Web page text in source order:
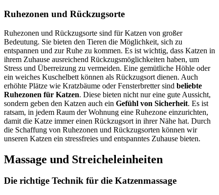
Ruhezonen und Rückzugsorte
Ruhezonen und Rückzugsorte sind für Katzen von großer
Bedeutung. Sie bieten den Tieren die Möglichkeit, sich zu
entspannen und zur Ruhe zu kommen. Es ist wichtig, dass Katzen in
ihrem Zuhause ausreichend Rückzugsmöglichkeiten haben, um
Stress und Überreizung zu vermeiden. Eine gemütliche Höhle oder
ein weiches Kuschelbett können als Rückzugsort dienen. Auch
erhöhte Plätze wie Kratzbäume oder Fensterbretter sind beliebte
Ruhezonen für Katzen. Diese bieten nicht nur eine gute Aussicht,
sondern geben den Katzen auch ein Gefühl von Sicherheit. Es ist
ratsam, in jedem Raum der Wohnung eine Ruhezone einzurichten,
damit die Katze immer einen Rückzugsort in ihrer Nähe hat. Durch
die Schaffung von Ruhezonen und Rückzugsorten können wir
unseren Katzen ein stressfreies und entspanntes Zuhause bieten.
Massage und Streicheleinheiten
Die richtige Technik für die Katzenmassage